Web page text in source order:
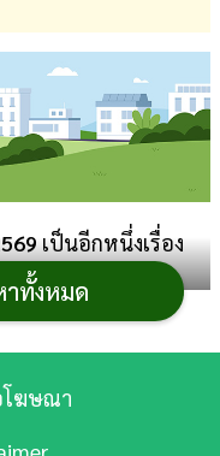
เป็นอีกหนึ่งเรื่อง
ผู้ประกอบการควร
ากจะต้องวางแผนค่า
ปกติเต็มจำนวนโดยไม่มี
ะยะเวลาการชำระ
เกินกำหนดและเกิด
ทั้งหมด
ฆษณา